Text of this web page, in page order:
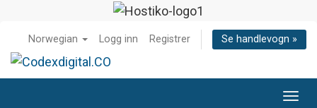
Norwegian Logg inn Registrer Se handlevogn »
Bytt